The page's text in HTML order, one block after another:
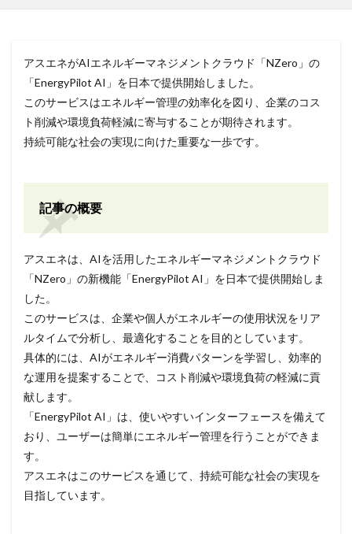
アスエネがAIエネルギーマネジメントクラウド「NZero」の
「EnergyPilot AI」を日本で提供開始しました。
このサービスはエネルギー管理の効率化を図り、企業のコス
ト削減や環境負荷軽減に寄与することが期待されます。
持続可能な社会の実現に向けた重要な一歩です。
記事の概要
アスエネは、AIを活用したエネルギーマネジメントクラウド
「NZero」の新機能「EnergyPilot AI」を日本で提供開始しま
した。
このサービスは、企業や個人がエネルギーの使用状況をリア
ルタイムで分析し、最適化することを目的としています。
具体的には、AIがエネルギー消費パターンを学習し、効率的
な運用を提案することで、コスト削減や環境負荷の軽減に貢
献します。
「EnergyPilot AI」は、使いやすいインターフェースを備えて
おり、ユーザーは簡単にエネルギー管理を行うことができま
す。
アスエネはこのサービスを通じて、持続可能な社会の実現を
目指しています。